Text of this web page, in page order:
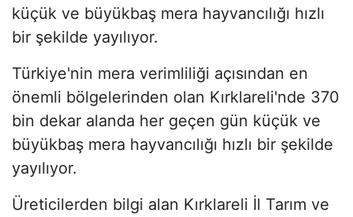
küçük ve büyükbaş mera hayvancılığı hızlı
bir şekilde yayılıyor.
Türkiye'nin mera verimliliği açısından en
önemli bölgelerinden olan Kırklareli'nde 370
bin dekar alanda her geçen gün küçük ve
büyükbaş mera hayvancılığı hızlı bir şekilde
yayılıyor.
Üreticilerden bilgi alan Kırklareli İl Tarım ve